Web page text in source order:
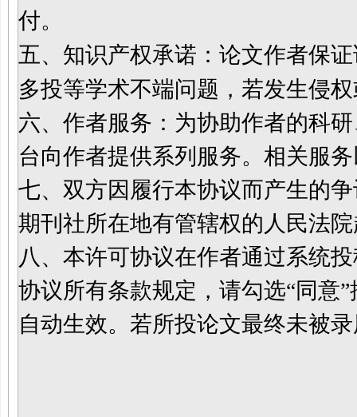
付。
五、知识产权承诺：论文作者保
多投等学术不端问题，若发生侵
六、作者服务：为协助作者的科
台向作者提供系列服务。相关服
七、双方因履行本协议而产生的
期刊社所在地有管辖权的人民法
八、本许可协议在作者通过系统
协议所有条款规定，请勾选“同意
自动生效。若所投论文最终未被